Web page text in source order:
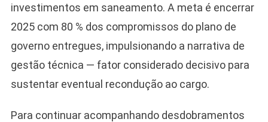
investimentos em saneamento. A meta é encerrar
2025 com 80 % dos compromissos do plano de
governo entregues, impulsionando a narrativa de
gestão técnica — fator considerado decisivo para
sustentar eventual recondução ao cargo.
Para continuar acompanhando desdobramentos